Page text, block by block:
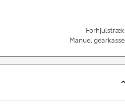
Forhjulstræk
Manuel gearkasse